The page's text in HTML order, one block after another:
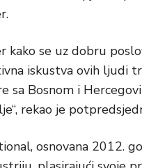
kako se uz dobru
iskustva ovih ljudi
sa Bosnom i
rekao je
osnovana 2012.